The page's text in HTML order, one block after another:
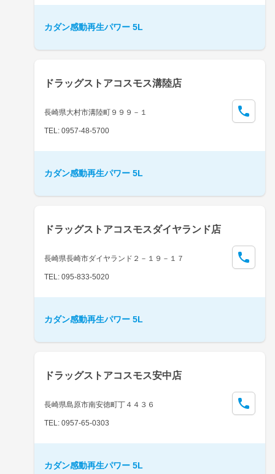
カダン感動再生パワー 5L
ドラッグストアコスモス溝陸店
長崎県大村市溝陸町９９９－１
TEL: 0957-48-5700
カダン感動再生パワー 5L
ドラッグストアコスモスダイヤランド店
長崎県長崎市ダイヤランド２－１９－１７
TEL: 095-833-5020
カダン感動再生パワー 5L
ドラッグストアコスモス安中店
長崎県島原市南安徳町丁４４３６
TEL: 0957-65-0303
カダン感動再生パワー 5L